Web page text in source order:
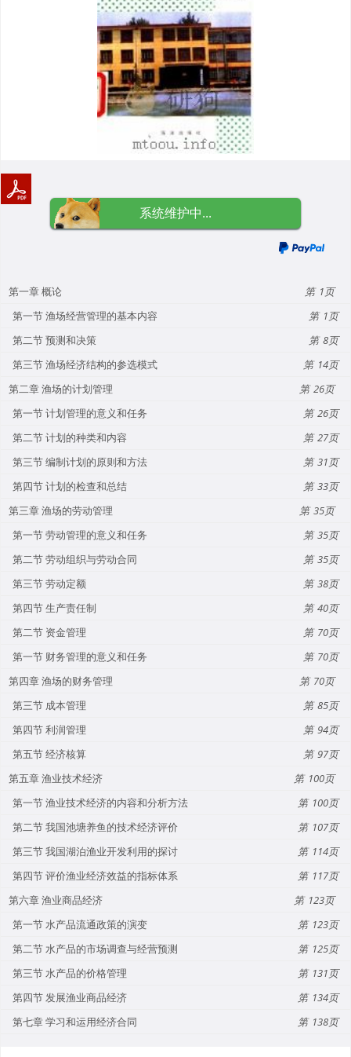
系统维护中...
第一章 概论
1
第一节 渔场经营管理的基本内容
1
第二节 预测和决策
8
第三节 渔场经济结构的参选模式
14
第二章 渔场的计划管理
26
第一节 计划管理的意义和任务
26
第二节 计划的种类和内容
27
第三节 编制计划的原则和方法
31
第四节 计划的检查和总结
33
第三章 渔场的劳动管理
35
第一节 劳动管理的意义和任务
35
第二节 劳动组织与劳动合同
35
第三节 劳动定额
38
第四节 生产责任制
40
第二节 资金管理
70
第一节 财务管理的意义和任务
70
第四章 渔场的财务管理
70
第三节 成本管理
85
第四节 利润管理
94
第五节 经济核算
97
第五章 渔业技术经济
100
第一节 渔业技术经济的内容和分析方法
100
第二节 我国池塘养鱼的技术经济评价
107
第三节 我国湖泊渔业开发利用的探讨
114
第四节 评价渔业经济效益的指标体系
117
第六章 渔业商品经济
123
第一节 水产品流通政策的演变
123
第二节 水产品的市场调查与经营预测
125
第三节 水产品的价格管理
131
第四节 发展渔业商品经济
134
第七章 学习和运用经济合同
138